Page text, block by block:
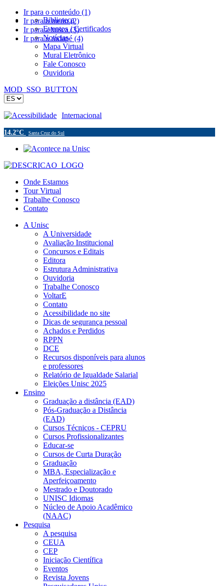
Ir para o conteúdo (1)
Ir para o menu (2)
Ir para a busca (3)
Ir para o rodapé (4)
Biblioteca
Eventos / Certificados
Notícias
Mapa Virtual
Mural Eletrônico
Fale Conosco
Ouvidoria
MOD_SSO_BUTTON
Acessibilidade Internacional
14.2°C Santa Cruz do Sul
Onde Estamos
Tour Virtual
Trabalhe Conosco
Contato
A Unisc
A Universidade
Avaliação Institucional
Concursos e Editais
Editora
Estrutura Administrativa
Ouvidoria
Trabalhe Conosco
VoltarE
Contato
Acessibilidade no site
Dicas de segurança pessoal
Achados e Perdidos
RPPN
DCE
Recursos disponíveis para alunos
e professores
Relatório de Igualdade Salarial
Eleições Unisc 2025
Ensino
Graduação a distância (EAD)
Pós-Graduação a Distância
(EAD)
Cursos Técnicos - CEPRU
Cursos Profissionalizantes
Educar-se
Cursos de Curta Duração
Graduação
MBA, Especialização e
Aperfeiçoamento
Mestrado e Doutorado
UNISC Idiomas
Núcleo de Apoio Acadêmico
(NAAC)
Pesquisa
A pesquisa
CEUA
CEP
Iniciação Científica
Eventos
Revista Jovens